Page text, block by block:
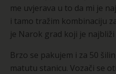
me uvjerava u to da mi je
i tamo tražim kombinaciju
je Narok grad koji je
Brzo se pakujem i za 50
matutu stanicu. Vozači se